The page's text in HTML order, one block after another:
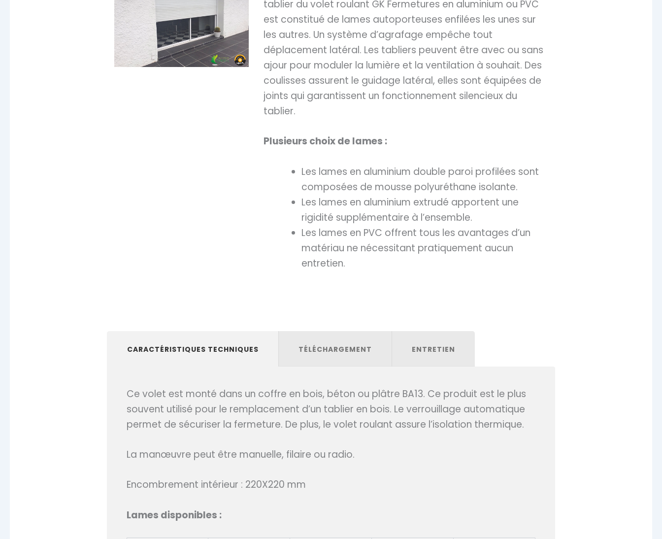
tablier du volet roulant GK Fermetures en aluminium ou PVC
est constitué de lames autoporteuses enfilées les unes sur
les autres. Un système d’agrafage empêche tout
déplacement latéral. Les tabliers peuvent être avec ou sans
ajour pour moduler la lumière et la ventilation à souhait. Des
coulisses assurent le guidage latéral, elles sont équipées de
joints qui garantissent un fonctionnement silencieux du
tablier.
Plusieurs choix de lames :
Les lames en aluminium double paroi profilées sont
composées de mousse polyuréthane isolante.
Les lames en aluminium extrudé apportent une
rigidité supplémentaire à l’ensemble.
Les lames en PVC offrent tous les avantages d’un
matériau ne nécessitant pratiquement aucun
entretien.
CARACTÉRISTIQUES TECHNIQUES TÉLÉCHARGEMENT ENTRETIEN
Ce volet est monté dans un coffre en bois, béton ou plâtre BA13. Ce produit est le plus
souvent utilisé pour le remplacement d’un tablier en bois. Le verrouillage automatique
permet de sécuriser la fermeture. De plus, le volet roulant assure l’isolation thermique.
La manœuvre peut être manuelle, filaire ou radio.
Encombrement intérieur : 220X220 mm
Lames disponibles :